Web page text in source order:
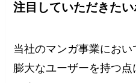
注目していただきたい
当社のマンガ事業にお
膨大なユーザーを持つ